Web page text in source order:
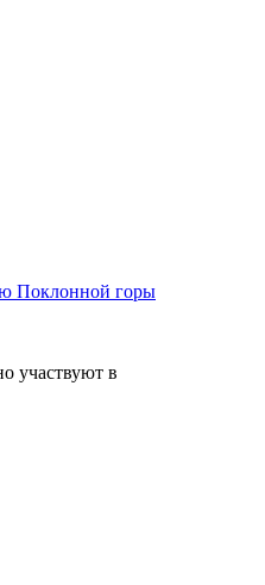
Поклонной горы
участвуют в